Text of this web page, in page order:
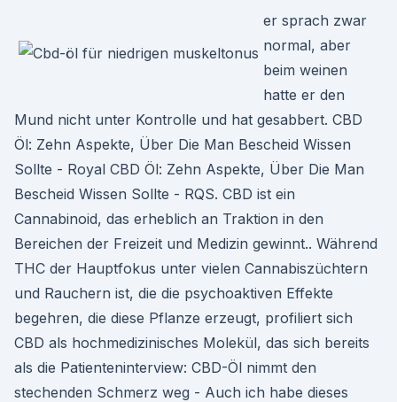
er sprach zwar
normal, aber
beim weinen
hatte er den
Mund nicht unter Kontrolle und hat gesabbert. CBD
Öl: Zehn Aspekte, Über Die Man Bescheid Wissen
Sollte - Royal CBD Öl: Zehn Aspekte, Über Die Man
Bescheid Wissen Sollte - RQS. CBD ist ein
Cannabinoid, das erheblich an Traktion in den
Bereichen der Freizeit und Medizin gewinnt.. Während
THC der Hauptfokus unter vielen Cannabiszüchtern
und Rauchern ist, die die psychoaktiven Effekte
begehren, die diese Pflanze erzeugt, profiliert sich
CBD als hochmedizinisches Molekül, das sich bereits
als die Patienteninterview: CBD-Öl nimmt den
stechenden Schmerz weg - Auch ich habe dieses